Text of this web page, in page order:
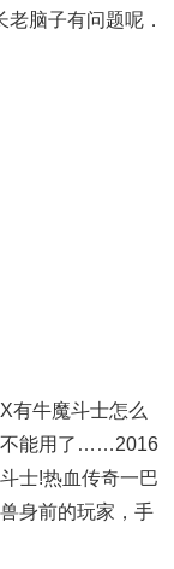
脑子有问题呢．
有牛魔斗士怎么
不能用了……2016
士!热血传奇一巴
身前的玩家，手